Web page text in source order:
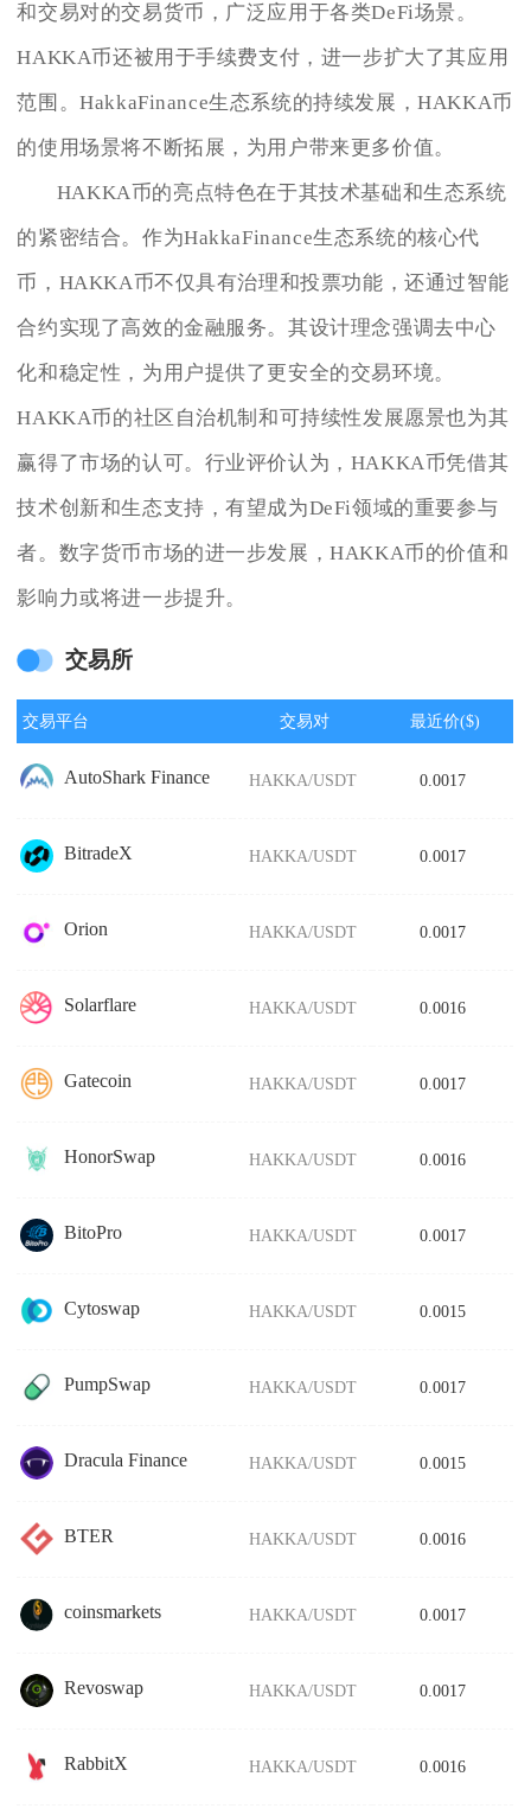
和交易对的交易货币，广泛应用于各类DeFi场景。
HAKKA币还被用于手续费支付，进一步扩大了其应用
范围。HakkaFinance生态系统的持续发展，HAKKA币
的使用场景将不断拓展，为用户带来更多价值。
HAKKA币的亮点特色在于其技术基础和生态系统
的紧密结合。作为HakkaFinance生态系统的核心代
币，HAKKA币不仅具有治理和投票功能，还通过智能
合约实现了高效的金融服务。其设计理念强调去中心
化和稳定性，为用户提供了更安全的交易环境。
HAKKA币的社区自治机制和可持续性发展愿景也为其
赢得了市场的认可。行业评价认为，HAKKA币凭借其
技术创新和生态支持，有望成为DeFi领域的重要参与
者。数字货币市场的进一步发展，HAKKA币的价值和
影响力或将进一步提升。
交易所
交易平台 交易对 最近价($)
AutoShark Finance HAKKA/USDT 0.0017
BitradeX HAKKA/USDT 0.0017
Orion HAKKA/USDT 0.0017
Solarflare HAKKA/USDT 0.0016
Gatecoin HAKKA/USDT 0.0017
HonorSwap HAKKA/USDT 0.0016
BitoPro HAKKA/USDT 0.0017
Cytoswap HAKKA/USDT 0.0015
PumpSwap HAKKA/USDT 0.0017
Dracula Finance HAKKA/USDT 0.0015
BTER HAKKA/USDT 0.0016
coinsmarkets HAKKA/USDT 0.0017
Revoswap HAKKA/USDT 0.0017
RabbitX HAKKA/USDT 0.0016